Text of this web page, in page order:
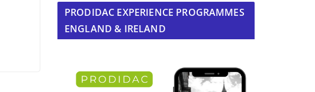
PRODIDAC EXPERIENCE PROGRAMMES
ENGLAND & IRELAND